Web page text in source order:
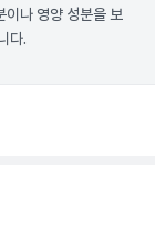
이나 영양 성분을 보
다.